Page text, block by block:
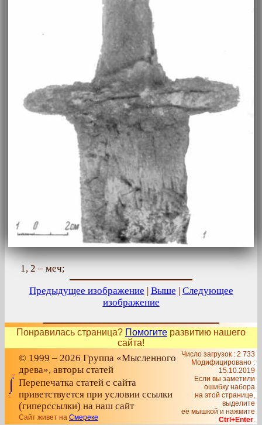
1, 2 – меч;
Предыдущее изображение | Выше | Следующее
изображение
Понравилась страница? Помогите развитию нашего
сайта!
© 1999 – 2026 Группа «Мысленного
древа», авторы статей
Перепечатка статей с сайта
приветствуется при условии ссылки
(гиперссылки) на наш сайт
Сайт живет на Смереке
Число загрузок : 2 733
Модифицировано :
15.10.2019
Если вы заметили
ошибку набора
на этой странице,
выделите
её мышкой и нажмите
Ctrl+Enter.